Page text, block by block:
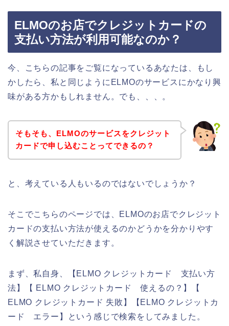
ELMOのお店でクレジットカードの
支払い方法が利用可能なのか？
今、こちらの記事をご覧になっているあなたは、もし
かしたら、私と同じようにELMOのサービスにかなり興
味がある方かもしれません。でも、、、。
そもそも、ELMOのサービスをクレジット
カードで申し込むことってできるの？
と、考えている人もいるのではないでしょうか？
そこでこちらのページでは、ELMOのお店でクレジット
カードの支払い方法が使えるのかどうかを分かりやす
く解説させていただきます。
まず、私自身、【ELMO クレジットカード 支払い方
法】【 ELMO クレジットカード 使えるの？】【
ELMO クレジットカード 失敗】【ELMO クレジットカ
ード エラー】という感じで検索をしてみました。